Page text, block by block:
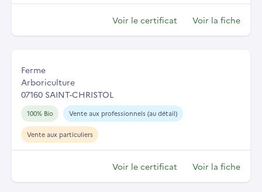
Voir le certificat Voir la fiche
Ferme
Arboriculture
07160 SAINT-CHRISTOL
100% Bio Vente aux professionnels (au détail)
Vente aux particuliers
Voir le certificat Voir la fiche